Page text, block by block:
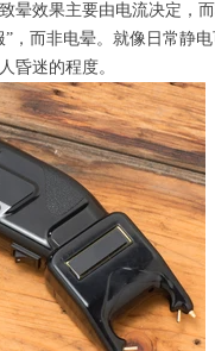
晕效果主要由电流决定，
，而非电晕。就像日常静
昏迷的程度。